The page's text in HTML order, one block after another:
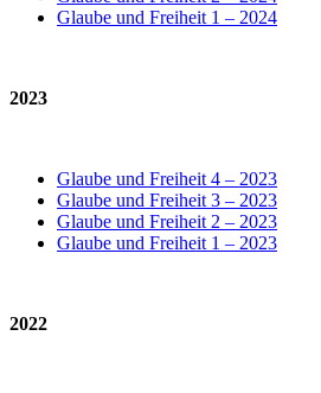
Glaube und Freiheit 1 – 2024
2023
Glaube und Freiheit 4 – 2023
Glaube und Freiheit 3 – 2023
Glaube und Freiheit 2 – 2023
Glaube und Freiheit 1 – 2023
2022